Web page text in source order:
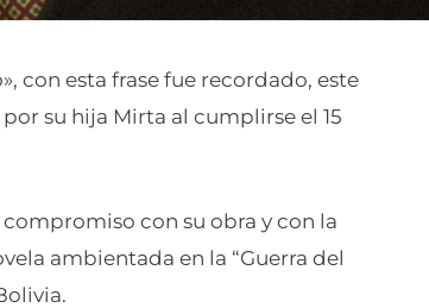
con esta frase fue recordado, este
su hija Mirta al cumplirse el 15
con su obra y con la
ambientada en la “Guerra del